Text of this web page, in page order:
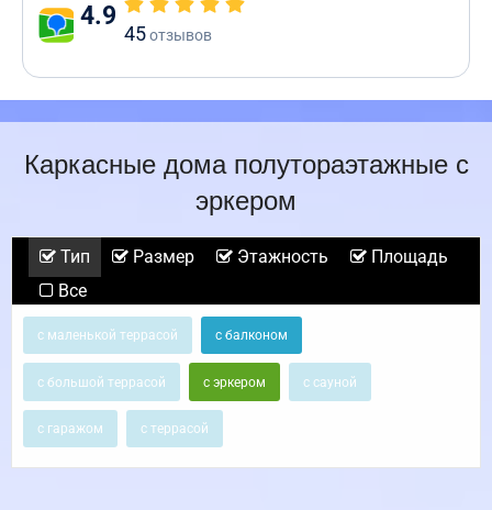
4.9
45отзывов
Каркасные дома полутораэтажные с
эркером
Тип Размер Этажность
Площадь
Все
с маленькой террасой с балконом
с большой террасой с эркером с сауной
с гаражом с террасой